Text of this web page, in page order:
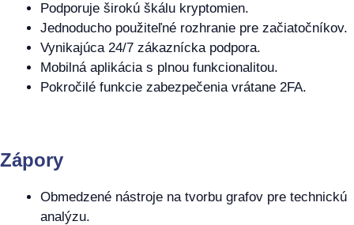
Podporuje širokú škálu kryptomien.
Jednoducho použiteľné rozhranie pre začiatočníkov.
Vynikajúca 24/7 zákaznícka podpora.
Mobilná aplikácia s plnou funkcionalitou.
Pokročilé funkcie zabezpečenia vrátane 2FA.
Zápory
Obmedzené nástroje na tvorbu grafov pre technickú
analýzu.